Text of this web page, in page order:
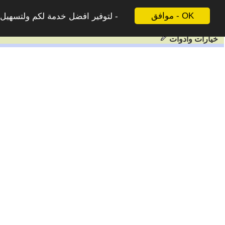
موافق - OK لتوفير افضل خدمة لكم
خيارات وادوات